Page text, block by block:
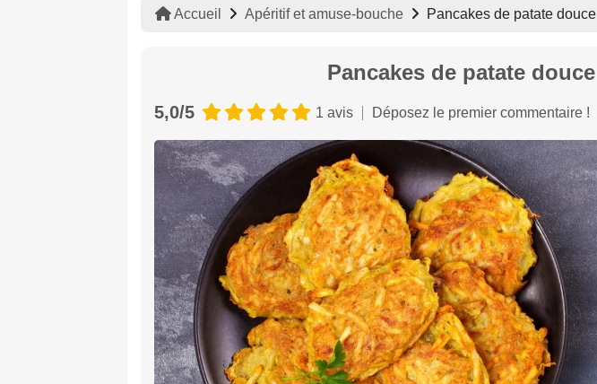
Accueil Apéritif et amuse-bouche Pancakes de patate douce
Pancakes de patate douce
5,0/5 1 avis Déposez le premier commentaire !